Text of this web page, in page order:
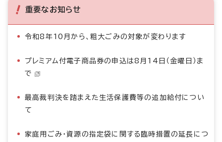
重要なお知らせ
令和8年10月から、粗大ごみの対象が変わります
プレミアム付電子商品券の申込は8月14日（金曜日）ま
で
最高裁判決を踏まえた生活保護費等の追加給付につい
て
家庭用ごみ・資源の指定袋に関する臨時措置の延長につ